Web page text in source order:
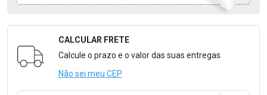
Formulário para Calcular o Frete
CALCULAR FRETE
Calcule o prazo e o valor das suas entregas
Não sei meu CEP